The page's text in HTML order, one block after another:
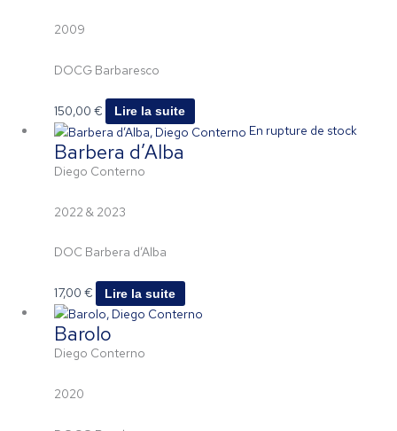
2009
DOCG Barbaresco
150,00€ Lire la suite
En rupture de stock
Barbera d’Alba
Diego Conterno
2022 & 2023
DOC Barbera d’Alba
17,00€ Lire la suite
Barolo
Diego Conterno
2020